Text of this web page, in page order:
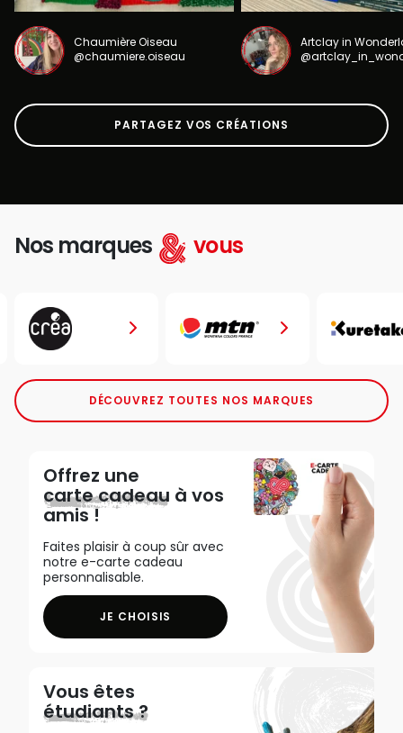
Chaumière Oiseau
@chaumiere.oiseau
Artclay in
PARTAGEZ VOS CRÉATIONS
Nos marques vous
DÉCOUVREZ TOUTES NOS MARQUES
Offrez une
carte cadeau à vos
amis !
Faites plaisir à coup sûr avec
notre e-carte cadeau
personnalisable.
JE CHOISIS
Vous êtes
étudiants ?